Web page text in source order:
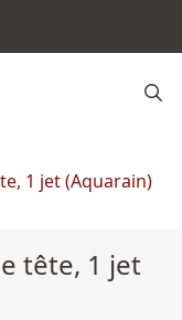
1 jet (Aquarain)
tête, 1 jet